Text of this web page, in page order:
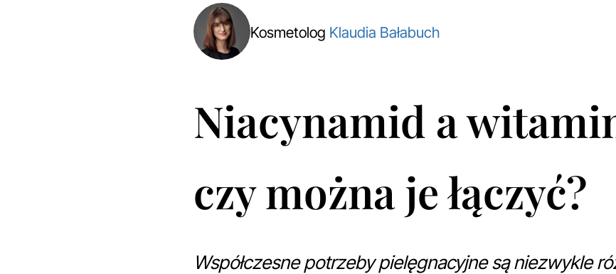
Kosmetolog Klaudia Bałabuch
Niacynamid a
czy można je łączyć?
Współczesne potrzeby pielęgnacyjne są niezwykle